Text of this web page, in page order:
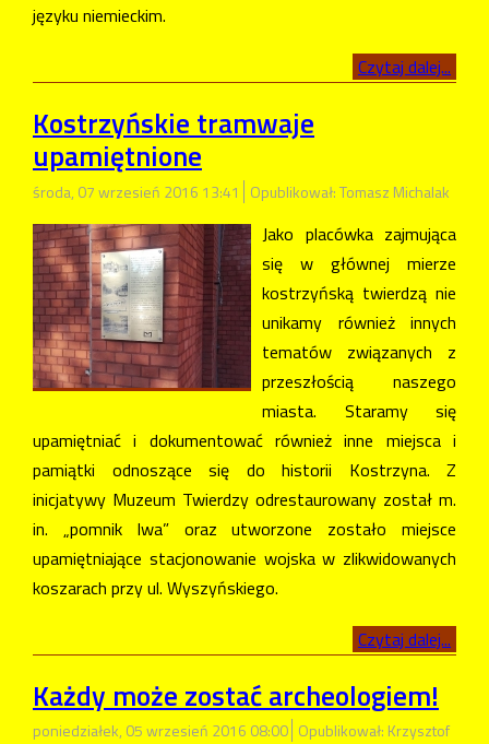
języku niemieckim.
Czytaj dalej...
Kostrzyńskie tramwaje
upamiętnione
środa, 07 wrzesień 2016 13:41 Opublikował: Tomasz Michalak
Jako placówka zajmująca
się w głównej mierze
kostrzyńską twierdzą nie
unikamy również innych
tematów związanych z
przeszłością naszego
miasta. Staramy się
upamiętniać i dokumentować również inne miejsca i
pamiątki odnoszące się do historii Kostrzyna. Z
inicjatywy Muzeum Twierdzy odrestaurowany został m.
in. „pomnik lwa” oraz utworzone zostało miejsce
upamiętniające stacjonowanie wojska w zlikwidowanych
koszarach przy ul. Wyszyńskiego.
Czytaj dalej...
Każdy może zostać archeologiem!
poniedziałek, 05 wrzesień 2016 08:00 Opublikował: Krzysztof